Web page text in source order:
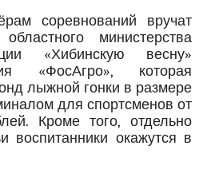
соревнований вручат
министерства
«Хибинскую весну»
«ФосАгро», которая
лыжной гонки в размере
для спортсменов от
Кроме того, отдельно
воспитанники окажутся в